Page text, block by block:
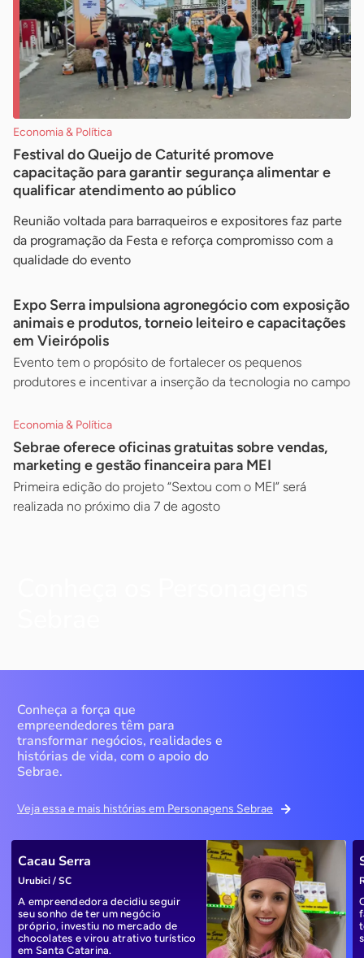
Economia & Política
Festival do Queijo de Caturité promove
capacitação para garantir segurança alimentar e
qualificar atendimento ao público
Reunião voltada para barraqueiros e expositores faz parte
da programação da Festa e reforça compromisso com a
qualidade do evento
Expo Serra impulsiona agronegócio com exposição
animais e produtos, torneio leiteiro e capacitações
em Vieirópolis
Evento tem o propósito de fortalecer os pequenos
produtores e incentivar a inserção da tecnologia no campo
Economia & Política
Sebrae oferece oficinas gratuitas sobre vendas,
marketing e gestão financeira para MEI
Primeira edição do projeto “Sextou com o MEI” será
realizada no próximo dia 7 de agosto
Conheça a força que
empreendedores têm para
transformar negócios, realidades e
histórias de vida, com o apoio do
Sebrae.
Veja essa e mais histórias em Personagens Sebrae
Cacau Serra
Urubici / SC
A empreendedora decidiu seguir
seu sonho de ter um negócio
próprio, investiu no mercado de
chocolates e virou atrativo turístico
em Santa Catarina.